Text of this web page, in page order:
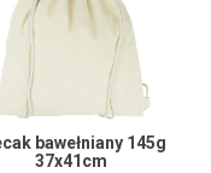
bawełniany 145g
37x41cm